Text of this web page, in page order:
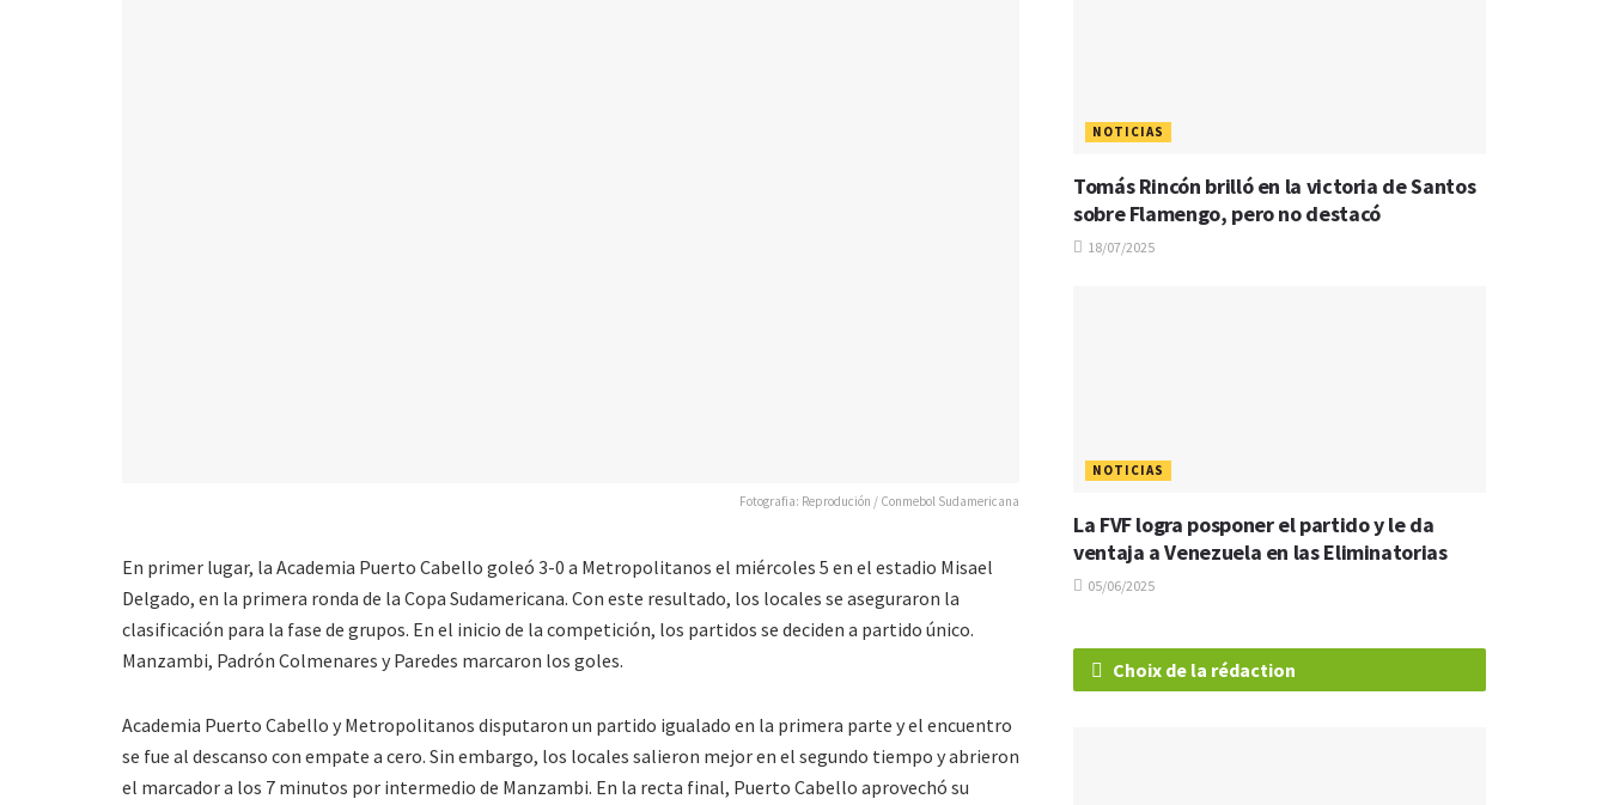
Fotografia: Reprodución / Conmebol Sudamericana
En primer lugar, la Academia Puerto Cabello goleó 3-0 a Metropolitanos el miércoles 5 en el estadio Misael
Delgado, en la primera ronda de la Copa Sudamericana. Con este resultado, los locales se aseguraron la
clasificación para la fase de grupos. En el inicio de la competición, los partidos se deciden a partido único.
Manzambi, Padrón Colmenares y Paredes marcaron los goles.
Academia Puerto Cabello y Metropolitanos disputaron un partido igualado en la primera parte y el encuentro
se fue al descanso con empate a cero. Sin embargo, los locales salieron mejor en el segundo tiempo y abrieron
el marcador a los 7 minutos por intermedio de Manzambi. En la recta final, Puerto Cabello aprovechó su
NOTICIAS
Tomás Rincón brilló en la victoria de Santos
sobre Flamengo, pero no destacó
18/07/2025
NOTICIAS
La FVF logra posponer el partido y le da
ventaja a Venezuela en las Eliminatorias
05/06/2025
Choix de la rédaction